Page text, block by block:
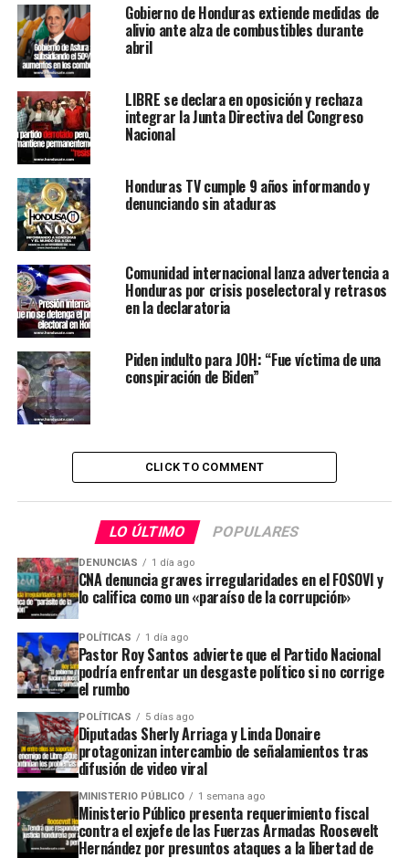
Gobierno de Honduras extiende medidas de
alivio ante alza de combustibles durante
abril
LIBRE se declara en oposición y rechaza
integrar la Junta Directiva del Congreso
Nacional
Honduras TV cumple 9 años informando y
denunciando sin ataduras
Comunidad internacional lanza advertencia a
Honduras por crisis poselectoral y retrasos
en la declaratoria
Piden indulto para JOH: “Fue víctima de una
conspiración de Biden”
CLICK TO COMMENT
LO ÚLTIMO POPULARES
DENUNCIAS 1 día ago
CNA denuncia graves irregularidades en el FOSOVI y
lo califica como un «paraíso de la corrupción»
POLÍTICAS 1 día ago
Pastor Roy Santos advierte que el Partido Nacional
podría enfrentar un desgaste político si no corrige
el rumbo
POLÍTICAS 5 días ago
Diputadas Sherly Arriaga y Linda Donaire
protagonizan intercambio de señalamientos tras
difusión de video viral
MINISTERIO PÚBLICO 1 semana ago
Ministerio Público presenta requerimiento fiscal
contra el exjefe de las Fuerzas Armadas Roosevelt
Hernández por presuntos ataques a la libertad de